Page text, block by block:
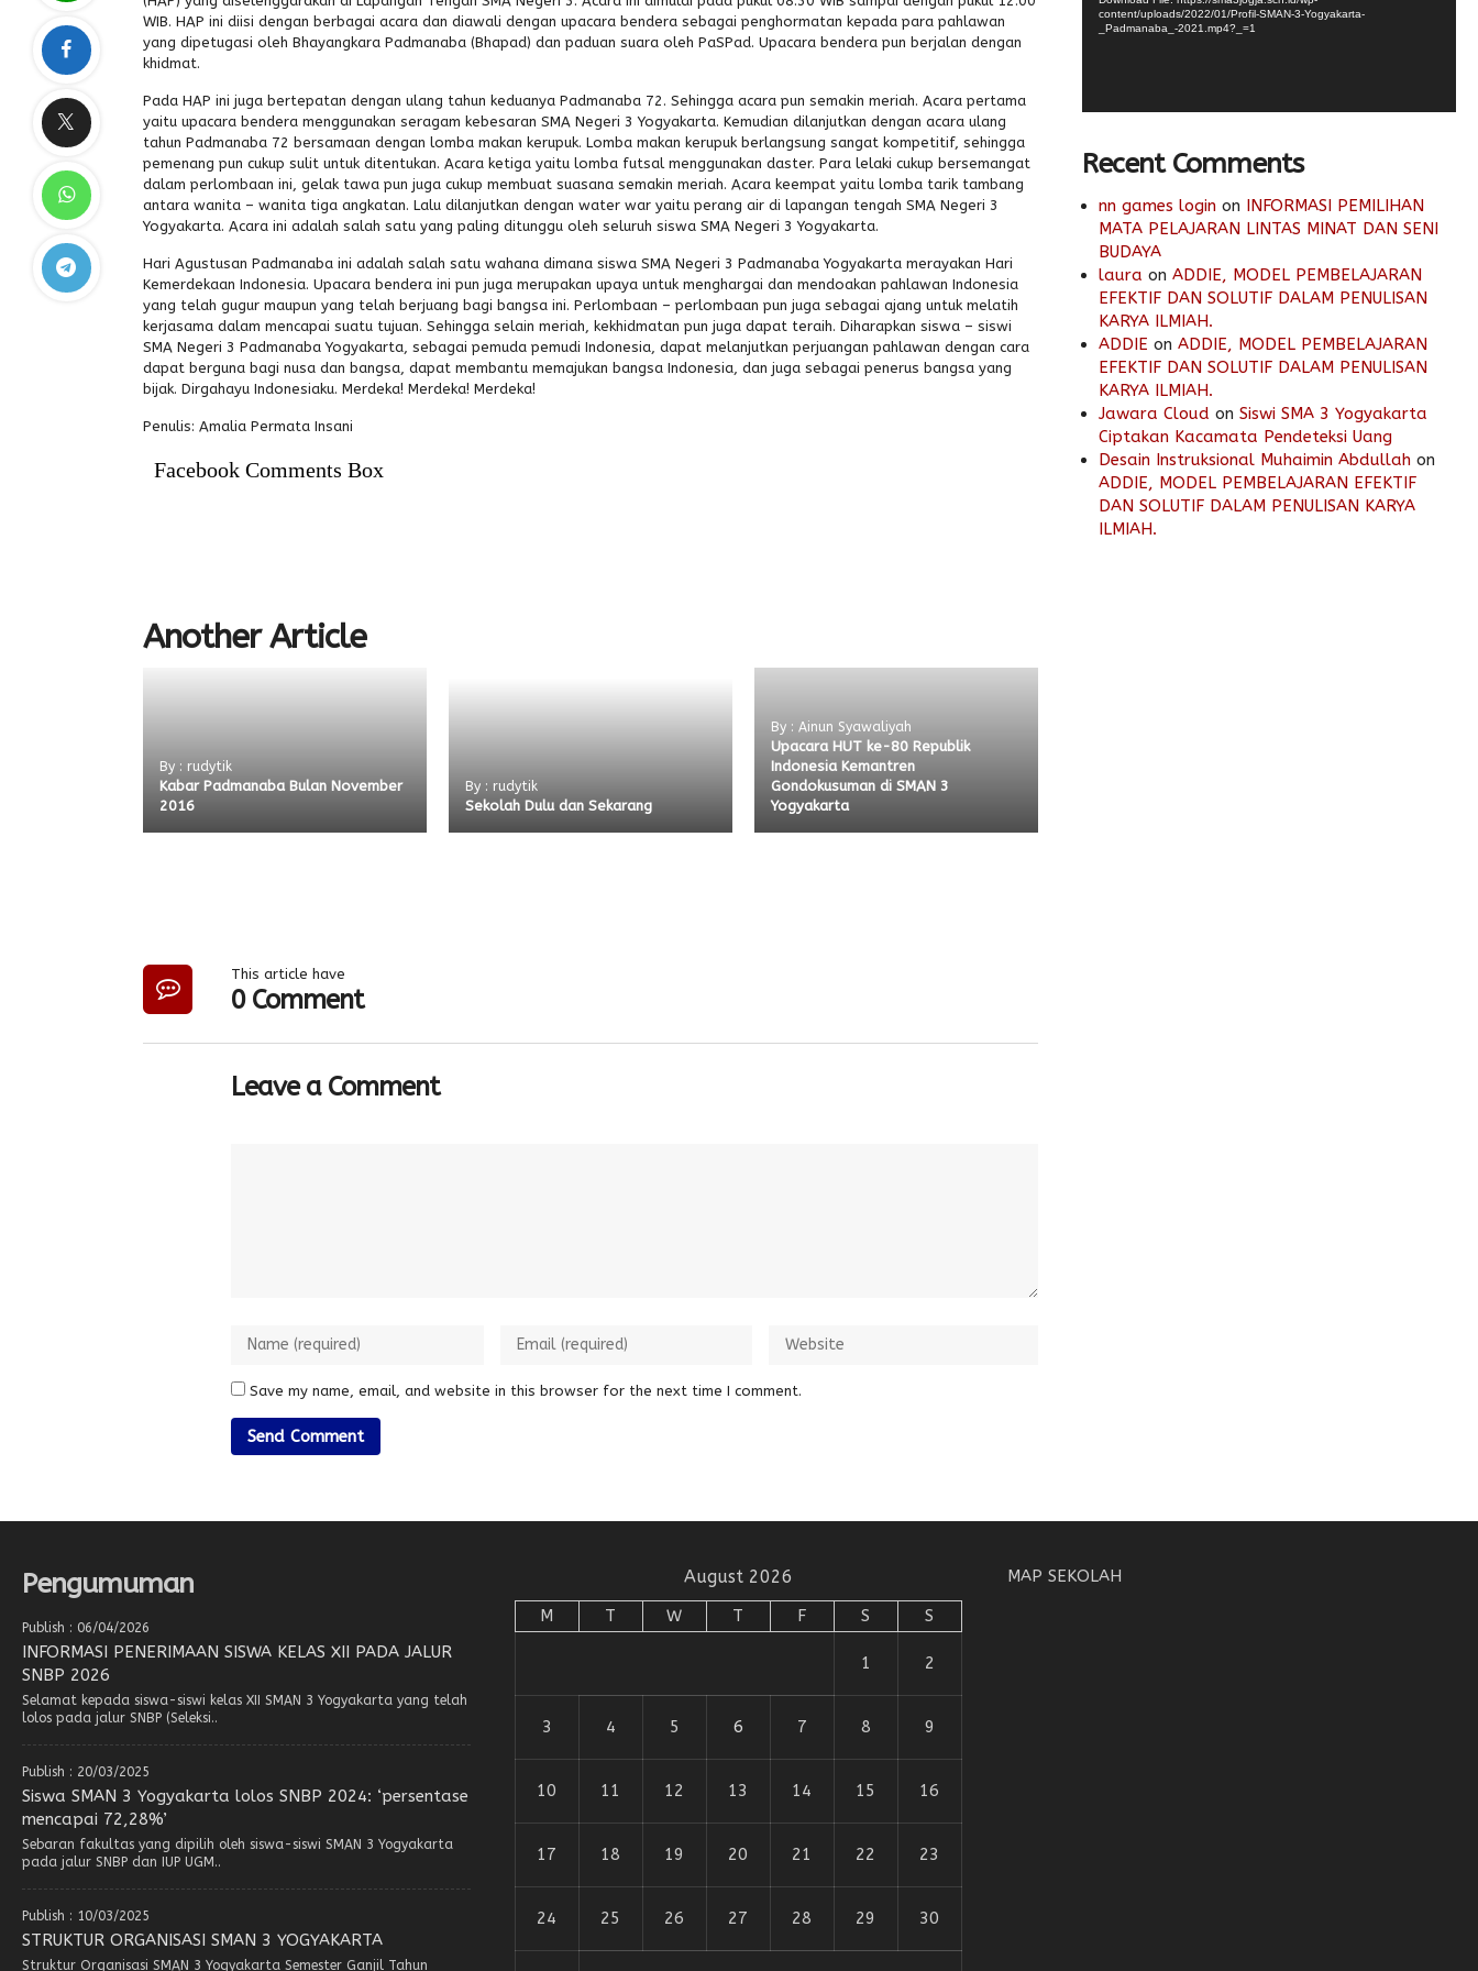
WIB. HAP ini diisi dengan berbagai acara dan diawali dengan upacara bendera sebagai penghormatan kepada para pahlawan
yang dipetugasi oleh Bhayangkara Padmanaba (Bhapad) dan paduan suara oleh PaSPad. Upacara bendera pun berjalan dengan
khidmat.
Pada HAP ini juga bertepatan dengan ulang tahun keduanya Padmanaba 72. Sehingga acara pun semakin meriah. Acara pertama
yaitu upacara bendera menggunakan seragam kebesaran SMA Negeri 3 Yogyakarta. Kemudian dilanjutkan dengan acara ulang
tahun Padmanaba 72 bersamaan dengan lomba makan kerupuk. Lomba makan kerupuk berlangsung sangat kompetitif, sehingga
pemenang pun cukup sulit untuk ditentukan. Acara ketiga yaitu lomba futsal menggunakan daster. Para lelaki cukup bersemangat
dalam perlombaan ini, gelak tawa pun juga cukup membuat suasana semakin meriah. Acara keempat yaitu lomba tarik tambang
antara wanita – wanita tiga angkatan. Lalu dilanjutkan dengan water war yaitu perang air di lapangan tengah SMA Negeri 3
Yogyakarta. Acara ini adalah salah satu yang paling ditunggu oleh seluruh siswa SMA Negeri 3 Yogyakarta.
Hari Agustusan Padmanaba ini adalah salah satu wahana dimana siswa SMA Negeri 3 Padmanaba Yogyakarta merayakan Hari
Kemerdekaan Indonesia. Upacara bendera ini pun juga merupakan upaya untuk menghargai dan mendoakan pahlawan Indonesia
yang telah gugur maupun yang telah berjuang bagi bangsa ini. Perlombaan – perlombaan pun juga sebagai ajang untuk melatih
kerjasama dalam mencapai suatu tujuan. Sehingga selain meriah, kekhidmatan pun juga dapat teraih. Diharapkan siswa – siswi
SMA Negeri 3 Padmanaba Yogyakarta, sebagai pemuda pemudi Indonesia, dapat melanjutkan perjuangan pahlawan dengan cara
dapat berguna bagi nusa dan bangsa, dapat membantu memajukan bangsa Indonesia, dan juga sebagai penerus bangsa yang
bijak. Dirgahayu Indonesiaku. Merdeka! Merdeka! Merdeka!
Penulis: Amalia Permata Insani
Facebook Comments Box
Another Article
By : rudytik
Kabar Padmanaba Bulan November
2016
By : rudytik
Sekolah Dulu dan Sekarang
By : Ainun Syawaliyah
Upacara HUT ke-80 Republik
Indonesia Kemantren
Gondokusuman di SMAN 3
Yogyakarta
This article have
0 Comment
Leave a Comment
Save my name, email, and website in this browser for the next time I comment.
content/uploads/2022/01/Profil-SMAN-3-Yogyakarta-
_Padmanaba_-2021.mp4?_=1
Recent Comments
nn games login on INFORMASI PEMILIHAN
MATA PELAJARAN LINTAS MINAT DAN SENI
BUDAYA
laura on ADDIE, MODEL PEMBELAJARAN
EFEKTIF DAN SOLUTIF DALAM PENULISAN
KARYA ILMIAH.
ADDIE on ADDIE, MODEL PEMBELAJARAN
EFEKTIF DAN SOLUTIF DALAM PENULISAN
KARYA ILMIAH.
Jawara Cloud on Siswi SMA 3 Yogyakarta
Ciptakan Kacamata Pendeteksi Uang
Desain Instruksional Muhaimin Abdullah on
ADDIE, MODEL PEMBELAJARAN EFEKTIF
DAN SOLUTIF DALAM PENULISAN KARYA
ILMIAH.
Pengumuman
Publish : 06/04/2026
INFORMASI PENERIMAAN SISWA KELAS XII PADA JALUR
SNBP 2026
Selamat kepada siswa-siswi kelas XII SMAN 3 Yogyakarta yang telah
lolos pada jalur SNBP (Seleksi..
Publish : 20/03/2025
Siswa SMAN 3 Yogyakarta lolos SNBP 2024: ‘persentase
mencapai 72,28%’
Sebaran fakultas yang dipilih oleh siswa-siswi SMAN 3 Yogyakarta
pada jalur SNBP dan IUP UGM..
Publish : 10/03/2025
STRUKTUR ORGANISASI SMAN 3 YOGYAKARTA
Struktur Organisasi SMAN 3 Yogyakarta Semester Ganjil Tahun
August 2026
M T W T F S S
1 2
3 4 5 6 7 8 9
10 11 12 13 14 15 16
17 18 19 20 21 22 23
24 25 26 27 28 29 30
MAP SEKOLAH